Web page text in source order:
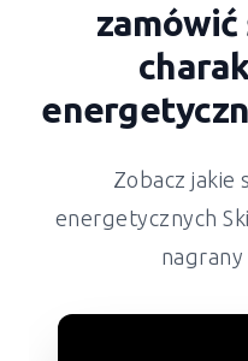
Zobacz jakie
energetycznych
nagrany